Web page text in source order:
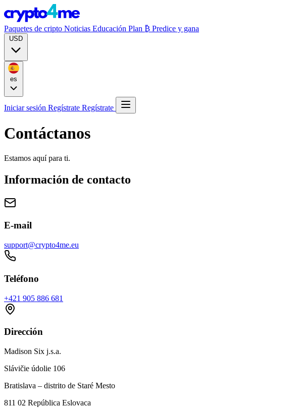
Paquetes de cripto Noticias Educación Plan ₿ Predice y gana
Iniciar sesión Regístrate Regístrate
Contáctanos
Estamos aquí para ti.
Información de contacto
E-mail
support@crypto4me.eu
Teléfono
+421 905 886 681
Dirección
Madison Six j.s.a.
Slávičie údolie 106
Bratislava – distrito de Staré Mesto
811 02 República Eslovaca